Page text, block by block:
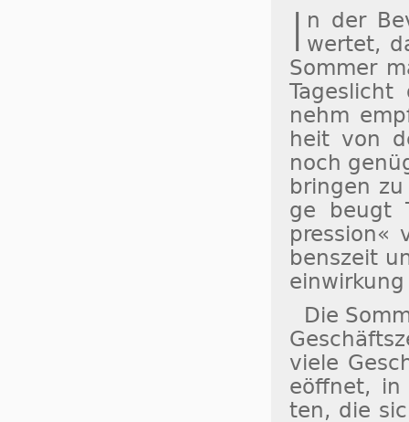
I n der
wertet,
Som­mer
nehm
heit von
noch
brin­gen
ge beugt
bens­zeit
Die
vie­le
eöff­net, in
ten, die